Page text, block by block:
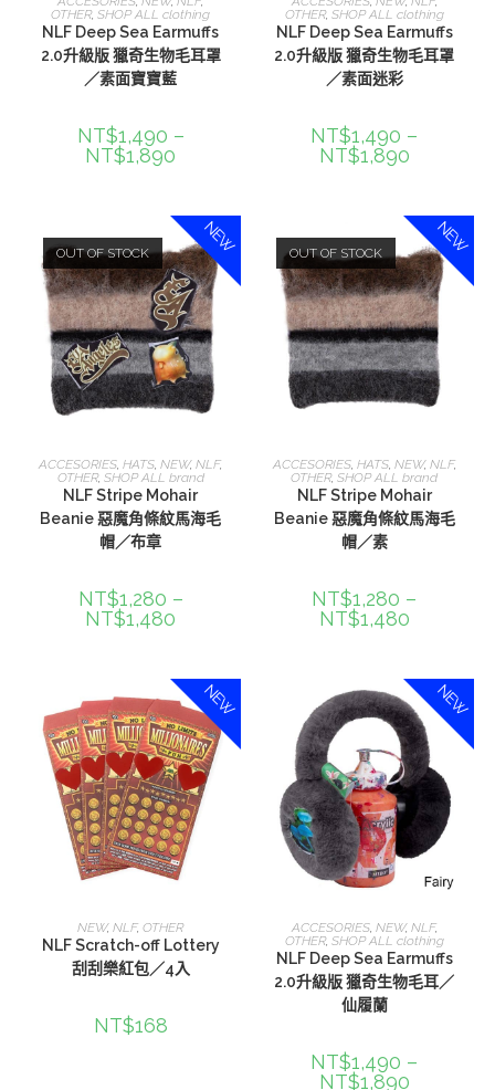
OTHER,SHOP ALL clothing
NLF Deep Sea Earmuffs
2.0升級版 獵奇生物毛耳罩
／素面寶寶藍
NT$1,490 –
NT$1,890
OTHER, SHOP ALL clothing
NLF Deep Sea Earmuffs
2.0升級版 獵奇生物毛耳罩
／素面迷彩
NT$1,490 –
NT$1,890
NEW
OUT OF STOCK
選擇規格
ACCESORIES,HATS,NEW,NLF,
OTHER, SHOP ALL brand
NLF Stripe Mohair
Beanie 惡魔角條紋馬海毛
帽／布章
NT$1,280 –
NT$1,480
NEW
OUT OF STOCK
選擇規格
ACCESORIES, HATS, NEW, NLF,
OTHER,SHOP ALL brand
NLF Stripe Mohair
Beanie 惡魔角條紋馬海毛
帽／素
NT$1,280 –
NT$1,480
NEW
加入購物車
NEW,NLF,OTHER
NLF Scratch-off Lottery
刮刮樂紅包／4入
NT$168
NEW
選擇規格
ACCESORIES, NEW, NLF,
OTHER, SHOP ALL clothing
NLF Deep Sea Earmuffs
2.0升級版 獵奇生物毛耳／
仙履蘭
NT$1,490 –
NT$1,890